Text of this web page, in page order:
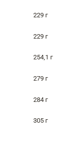
229 г
229 г
254,1 г
279 г
284 г
305 г